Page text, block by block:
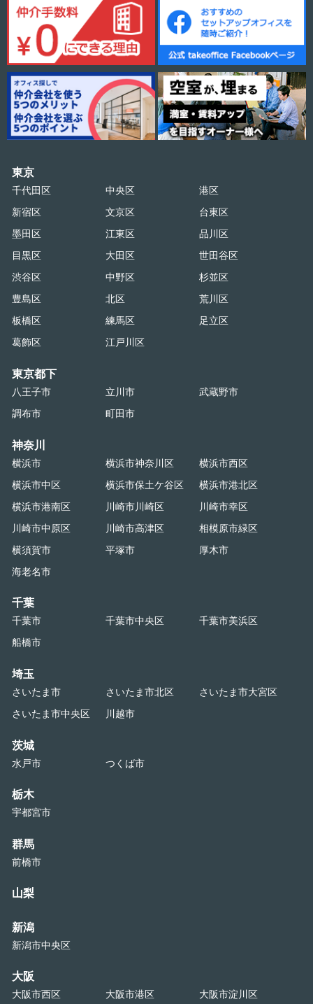
東京
千代田区 中央区
港区
新宿区
文京区
台東区
墨田区
江東区
品川区
目黒区
大田区
世田谷区
渋谷区
中野区
杉並区
豊島区
北区
荒川区
板橋区
練馬区
足立区
葛飾区
江戸川区
東京都下
八王子市 立川市
武蔵野市
調布市
町田市
神奈川
横浜市 横浜市神奈川区
横浜市西区
横浜市中区
横浜市保土ケ谷区
横浜市港北区
横浜市港南区
川崎市川崎区
川崎市幸区
川崎市中原区
川崎市高津区
相模原市緑区
横須賀市
平塚市
厚木市
海老名市
千葉
千葉市 千葉市中央区
千葉市美浜区
船橋市
埼玉
さいたま市 さいたま市北区
さいたま市大宮区
さいたま市中央区
川越市
茨城
水戸市 つくば市
栃木
宇都宮市
群馬
前橋市
山梨
新潟
新潟市中央区
大阪
大阪市西区 大阪市港区 大阪市淀川区